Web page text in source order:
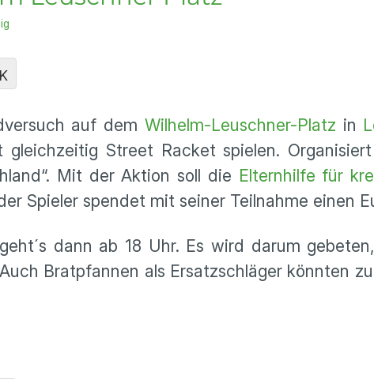
auf dem Wilhelm-Leuschner-Platz in
Street Racket spielen.
Mit der Aktion soll die Elternhilfe für
Spieler spendet mit seiner Teilnahme einen
dann ab 18 Uhr. Es wird darum
Bratpfannen als Ersatzschläger könnten